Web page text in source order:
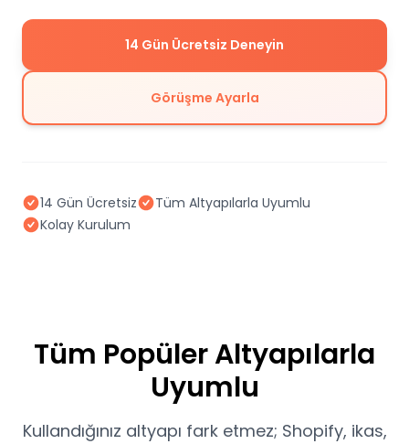
14 Gün Ücretsiz Deneyin
Görüşme Ayarla
14 Gün Ücretsiz
Tüm Altyapılarla Uyumlu
Kolay Kurulum
Tüm Popüler Altyapılarla
Uyumlu
Kullandığınız altyapı fark etmez; Shopify, ikas,